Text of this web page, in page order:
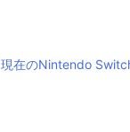
現在のNintendo